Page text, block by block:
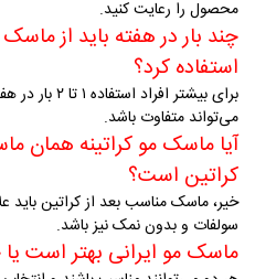
محصول را رعایت کنید.
چند بار در هفته باید از
استفاده کرد؟
برای بیشتر
می‌تواند متفاوت باشد.
آیا ماسک مو کراتینه همان
کراتین است؟
خیر، ماسک مناسب بعد از کراتین باید
سولفات و بدون نمک نیز باشد.
ماسک مو ایرانی بهتر است